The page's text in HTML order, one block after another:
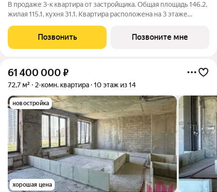
В продаже 3-к квартира от застройщика. Общая площадь 146.2,
жилая 115.1, кухня 31.1. Квартира расположена на 3 этаже
кв. 2029 года. Высота потолка до 3.65 метра в квартирах и до
4,5 м в
Позвонить Позвоните мне
61 400 000 ₽
72,7 м² 2-комн. квартира 10 этаж из 14
новостройка
хорошая цена